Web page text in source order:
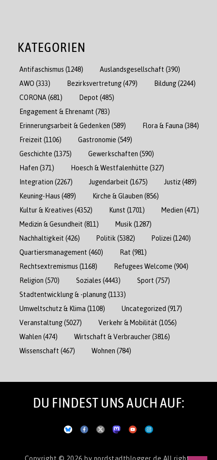
KATEGORIEN
Antifaschismus (1248) Auslandsgesellschaft (390)
AWO (333) Bezirksvertretung(479) Bildung(2244)
CORONA (681) Depot (485)
Engagement & Ehrenamt (783)
Erinnerungsarbeit & Gedenken (589) Flora & Fauna (384)
Freizeit (1106) Gastronomie (549)
Geschichte (1375) Gewerkschaften (590)
Hafen (371) Hoesch & Westfalenhütte (327)
Integration (2267) Jugendarbeit (1675) Justiz(489)
Keuning-Haus (489) Kirche & Glauben (856)
Kultur & Kreatives (4352) Kunst (1701) Medien (471)
Medizin & Gesundheit (811) Musik (1287)
Nachhaltigkeit (426) Politik (5382) Polizei (1240)
Quartiersmanagement (460) Rat (981)
Rechtsextremismus (1168) Refugees Welcome (904)
Religion (570) Soziales (4443) Sport (757)
Stadtentwicklung & -planung(1133)
Umweltschutz & Klima (1108) Uncategorized (917)
Veranstaltung(5027) Verkehr & Mobilität (1056)
Wahlen (474) Wirtschaft & Verbraucher(3816)
Wissenschaft (467) Wohnen (784)
DU FINDEST UNS AUCH AUF:
Copyright © 2026 by nordstadtblogger.de All rights